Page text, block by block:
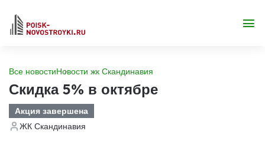
Все новостиНовости жк Скандинавия
Скидка 5% в октябре
Акция завершена
ЖК Скандинавия